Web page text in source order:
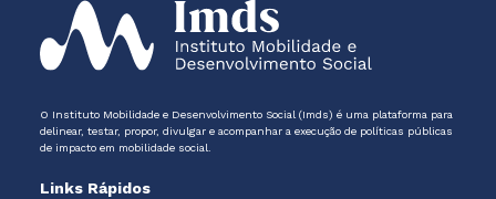
O Instituto Mobilidade e Desenvolvimento Social (Imds) é uma plataforma para
delinear, testar, propor, divulgar e acompanhar a execução de políticas públicas
de impacto em mobilidade social.
Links Rápidos